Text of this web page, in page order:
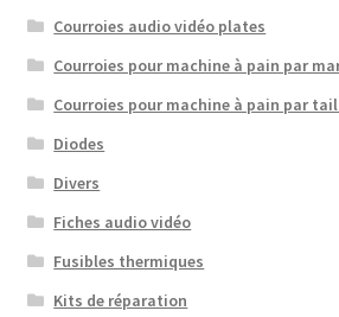
Courroies audio vidéo plates
Courroies pour machine à pain par
Courroies pour machine à pain par
Diodes
Divers
Fiches audio vidéo
Fusibles thermiques
Kits de réparation